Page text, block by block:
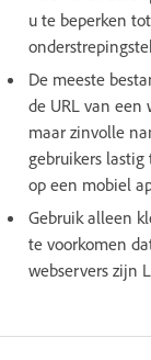
u te beperken
De meeste
de URL van een
maar zinvolle
gebruikers
op een mobiel
Gebruik alleen
te voorkomen
webservers zijn